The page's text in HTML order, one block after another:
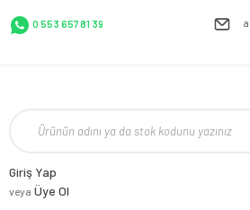
0 553 657 81 39
Giriş Yap
veya Üye Ol